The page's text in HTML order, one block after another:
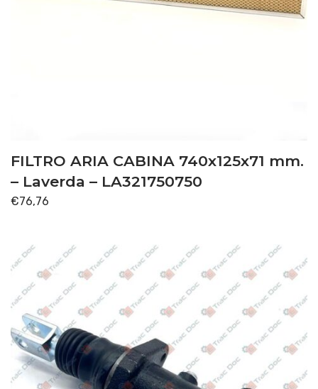
FILTRO ARIA CABINA 740x125x71 mm.
– Laverda – LA321750750
€76,76